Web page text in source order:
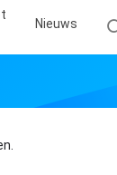
Nieuws